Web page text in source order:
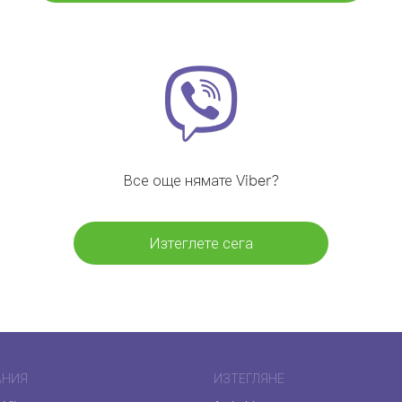
Все още нямате Viber?
Изтеглете сега
ИЗТЕГЛЯНЕ